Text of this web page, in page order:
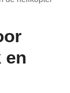
en